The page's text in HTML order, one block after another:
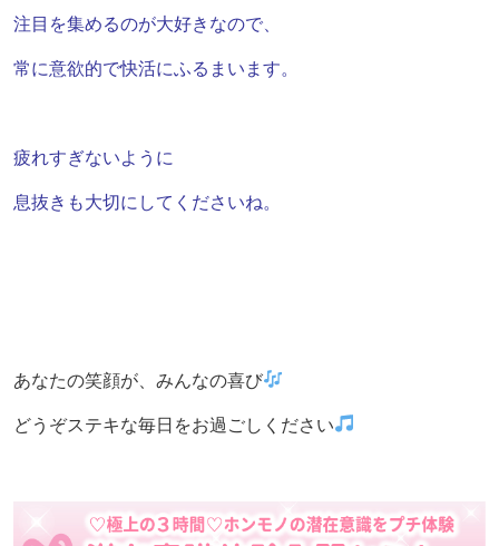
注目を集めるのが大好きなので、
常に意欲的で快活にふるまいます。
疲れすぎないように
息抜きも大切にしてくださいね。
あなたの笑顔が、みんなの喜び
どうぞステキな毎日をお過ごしください